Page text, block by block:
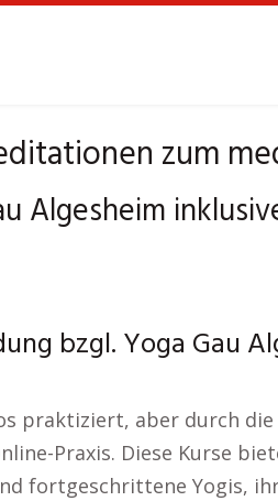
zum
Algesheim
bzgl. Yoga Gau
praktiziert, aber durch die
Praxis. Diese Kurse
fortgeschrittene Yogis,